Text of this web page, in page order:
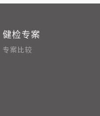
健检专案
专案比较